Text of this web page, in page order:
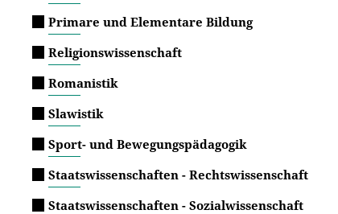
Primare und Elementare Bildung
Religionswissenschaft
Romanistik
Slawistik
Sport- und Bewegungspädagogik
Staatswissenschaften - Rechtswissenschaft
Staatswissenschaften - Sozialwissenschaft